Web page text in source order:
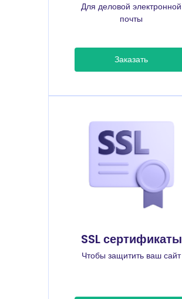
Для деловой электронной
почты
Заказать
SSL сертификаты
Чтобы защитить ваш сайт